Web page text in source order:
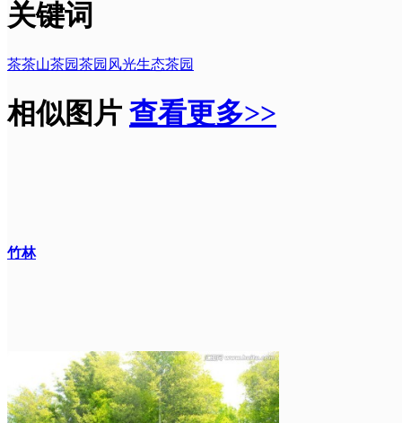
关键词
茶茶山茶园茶园风光生态茶园
相似图片 查看更多>>
竹林